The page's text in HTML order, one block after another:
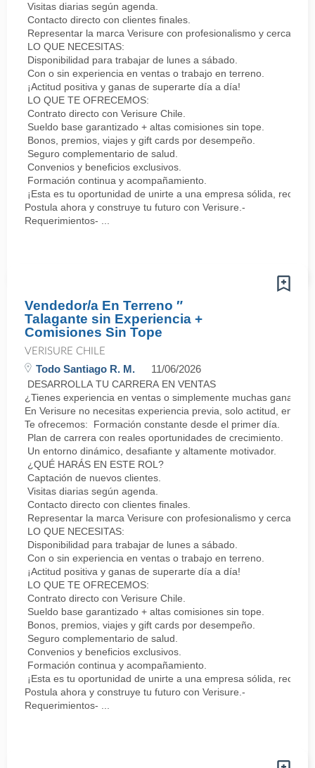
Visitas diarias según agenda.
Contacto directo con clientes finales.
Representar la marca Verisure con profesionalismo y cercanía.
LO QUE NECESITAS:
Disponibilidad para trabajar de lunes a sábado.
Con o sin experiencia en ventas o trabajo en terreno.
¡Actitud positiva y ganas de superarte día a día!
LO QUE TE OFRECEMOS:
Contrato directo con Verisure Chile.
Sueldo base garantizado + altas comisiones sin tope.
Bonos, premios, viajes y gift cards por desempeño.
Seguro complementario de salud.
Convenios y beneficios exclusivos.
Formación continua y acompañamiento.
¡Esta es tu oportunidad de unirte a una empresa sólida,
Postula ahora y construye tu futuro con Verisure.-
Requerimientos- ...
Vendedor/a En Terreno ″
Talagante sin Experiencia +
Comisiones Sin Tope
VERISURE CHILE
Todo Santiago R. M. 11/06/2026
DESARROLLA TU CARRERA EN VENTAS
¿Tienes experiencia en ventas o simplemente muchas ganas
En Verisure no necesitas experiencia previa, solo actitud,
Te ofrecemos: Formación constante desde el primer día.
Plan de carrera con reales oportunidades de crecimiento.
Un entorno dinámico, desafiante y altamente motivador.
¿QUÉ HARÁS EN ESTE ROL?
Captación de nuevos clientes.
Visitas diarias según agenda.
Contacto directo con clientes finales.
Representar la marca Verisure con profesionalismo y cercanía.
LO QUE NECESITAS:
Disponibilidad para trabajar de lunes a sábado.
Con o sin experiencia en ventas o trabajo en terreno.
¡Actitud positiva y ganas de superarte día a día!
LO QUE TE OFRECEMOS:
Contrato directo con Verisure Chile.
Sueldo base garantizado + altas comisiones sin tope.
Bonos, premios, viajes y gift cards por desempeño.
Seguro complementario de salud.
Convenios y beneficios exclusivos.
Formación continua y acompañamiento.
¡Esta es tu oportunidad de unirte a una empresa sólida,
Postula ahora y construye tu futuro con Verisure.-
Requerimientos- ...